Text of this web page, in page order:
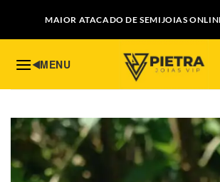
content
MAIOR ATACADO DE SEMIJOIAS